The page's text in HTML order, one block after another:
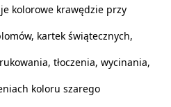
kolorowe krawędzie przy
kartek świątecznych,
tłoczenia, wycinania,
koloru szarego